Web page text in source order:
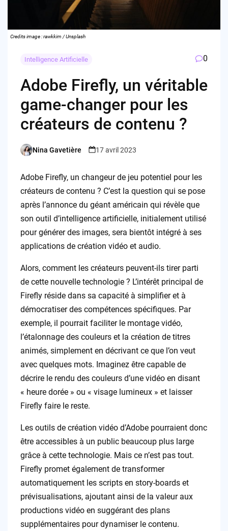
Credits image : rawkkim / Unsplash
Intelligence Artificielle 0
Adobe Firefly, un véritable
game-changer pour les
créateurs de contenu ?
Posted
Nina Gavetière 17 avril 2023
Adobe Firefly, un changeur de jeu potentiel pour les
créateurs de contenu ? C’est la question qui se pose
après l’annonce du géant américain qui révèle que
son outil d’intelligence artificielle, initialement utilisé
pour générer des images, sera bientôt intégré à ses
applications de création vidéo et audio.
Alors, comment les créateurs peuvent-ils tirer parti
de cette nouvelle technologie ? L’intérêt principal de
Firefly réside dans sa capacité à simplifier et à
démocratiser des compétences spécifiques. Par
exemple, il pourrait faciliter le montage vidéo,
l’étalonnage des couleurs et la création de titres
animés, simplement en décrivant ce que l’on veut
avec quelques mots. Imaginez être capable de
décrire le rendu des couleurs d’une vidéo en disant
« heure dorée » ou « visage lumineux » et laisser
Firefly faire le reste.
Les outils de création vidéo d’Adobe pourraient donc
être accessibles à un public beaucoup plus large
grâce à cette technologie. Mais ce n’est pas tout.
Firefly promet également de transformer
automatiquement les scripts en story-boards et
prévisualisations, ajoutant ainsi de la valeur aux
productions vidéo en suggérant des plans
supplémentaires pour dynamiser le contenu.